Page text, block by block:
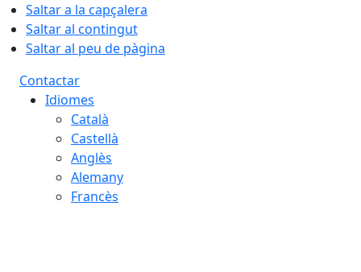
Saltar a la capçalera
Saltar al contingut
Saltar al peu de pàgina
Contactar
Idiomes
Català
Castellà
Anglès
Alemany
Francès